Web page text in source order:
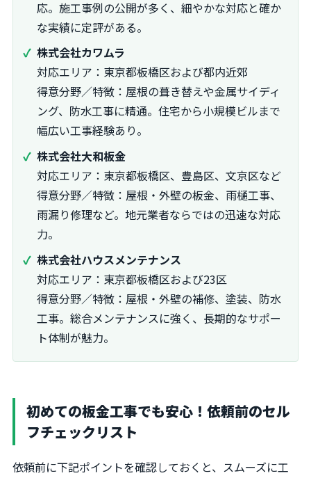
応。施工事例の公開が多く、細やかな対応と確か
な実績に定評がある。
株式会社カワムラ
対応エリア：東京都板橋区および都内近郊
得意分野／特徴：屋根の葺き替えや金属サイディ
ング、防水工事に精通。住宅から小規模ビルまで
幅広い工事経験あり。
株式会社大和板金
対応エリア：東京都板橋区、豊島区、文京区など
得意分野／特徴：屋根・外壁の板金、雨樋工事、
雨漏り修理など。地元業者ならではの迅速な対応
力。
株式会社ハウスメンテナンス
対応エリア：東京都板橋区および23区
得意分野／特徴：屋根・外壁の補修、塗装、防水
工事。総合メンテナンスに強く、長期的なサポー
ト体制が魅力。
初めての板金工事でも安心！依頼前のセル
フチェックリスト
依頼前に下記ポイントを確認しておくと、スムーズに工